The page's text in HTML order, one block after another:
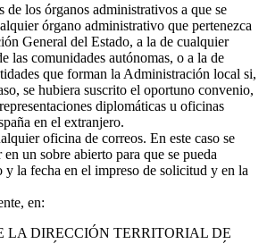
de los órganos administrativos a que se
órgano administrativo que pertenezca
General del Estado, a la de cualquier
las comunidades autónomas, o a la de
que forman la Administración local si,
se hubiera suscrito el oportuno convenio,
diplomáticas u oficinas
en el extranjero.
oficina de correos. En este caso se
en un sobre abierto para que se pueda
y la fecha en el impreso de solicitud y en la
en:
LA DIRECCIÓN TERRITORIAL DE